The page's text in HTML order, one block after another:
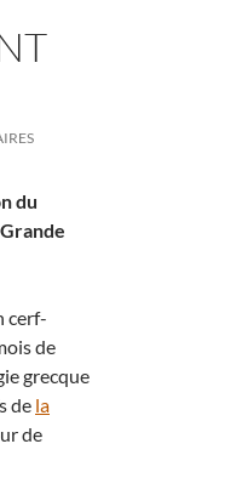
du
cerf-
de
grecque
de la
de